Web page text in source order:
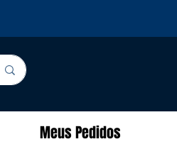
Meus Pedidos